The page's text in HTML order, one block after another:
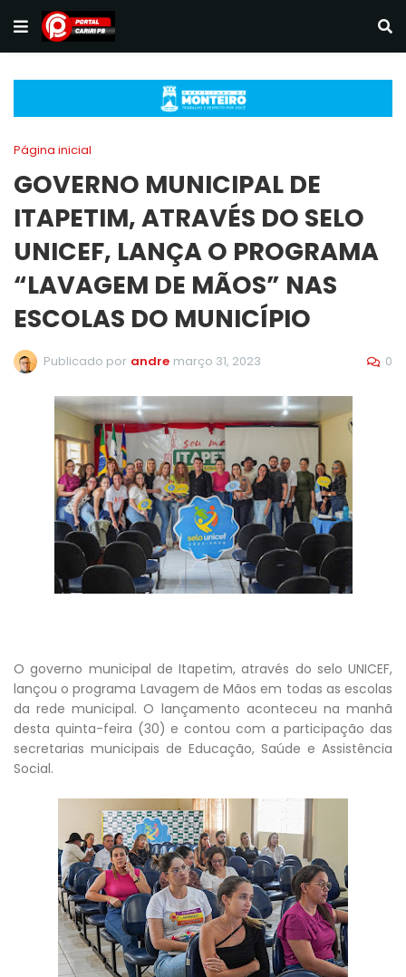
Página inicial
GOVERNO MUNICIPAL DE
ITAPETIM, ATRAVÉS DO SELO
UNICEF, LANÇA O PROGRAMA
“LAVAGEM DE MÃOS” NAS
ESCOLAS DO MUNICÍPIO
Publicado por andre março 31, 2023 0
O governo municipal de Itapetim, através do selo UNICEF,
lançou o programa Lavagem de Mãos em todas as escolas
da rede municipal. O lançamento aconteceu na manhã
desta quinta-feira (30) e contou com a participação das
secretarias municipais de Educação, Saúde e Assistência
Social.